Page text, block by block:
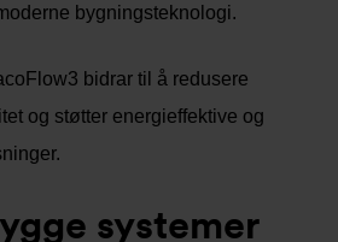
bygningsteknologi.
bidrar til å redusere
og støtter energieffektive og
systemer